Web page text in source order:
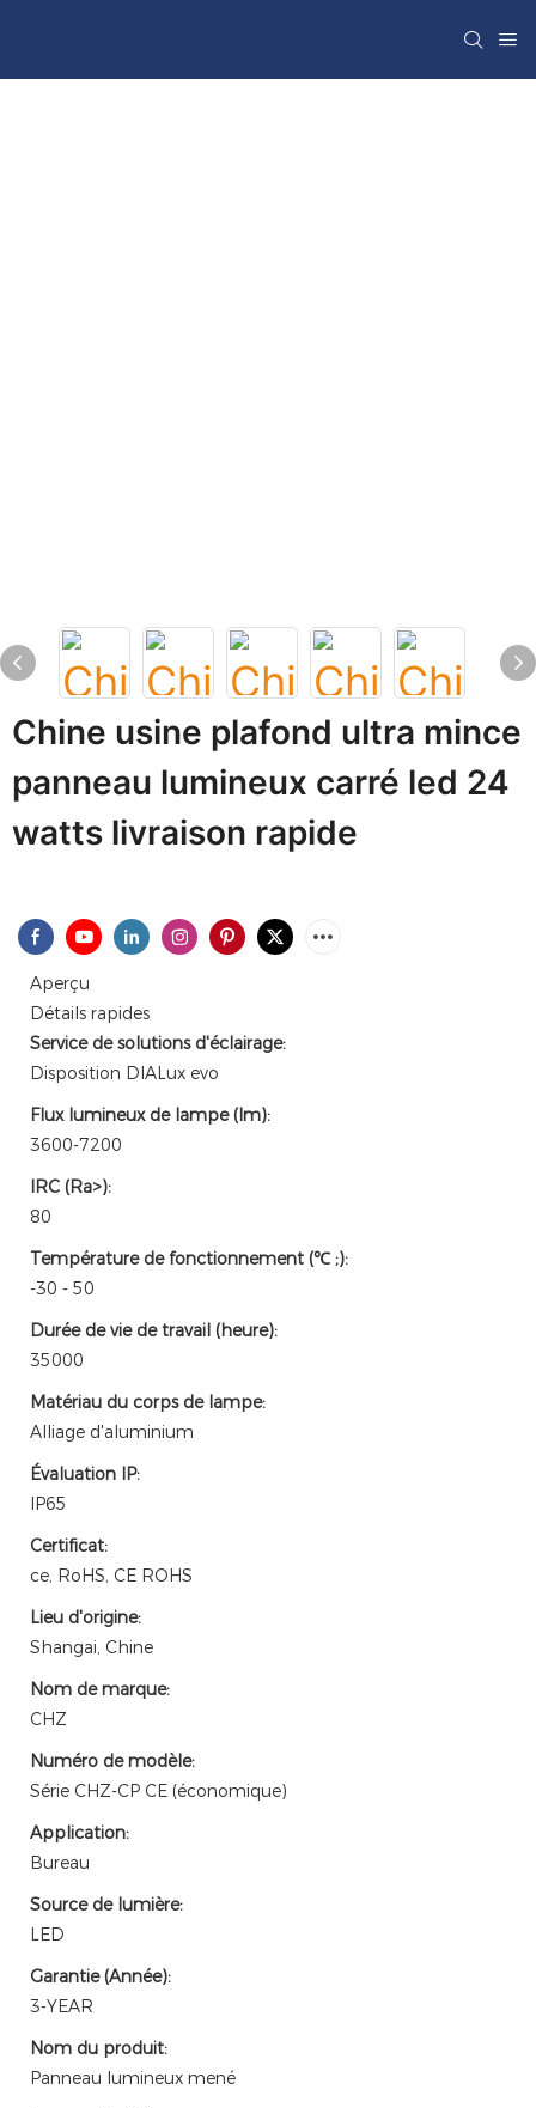
Chine usine plafond ultra mince
panneau lumineux carré led 24
watts livraison rapide
Aperçu
Détails rapides
Service de solutions d'éclairage:
Disposition DIALux evo
Flux lumineux de lampe (lm):
3600-7200
IRC (Ra>):
80
Température de fonctionnement (℃ ;):
-30 - 50
Durée de vie de travail (heure):
35000
Matériau du corps de lampe:
Alliage d'aluminium
Évaluation IP:
IP65
Certificat:
ce, RoHS, CE ROHS
Lieu d'origine:
Shangai, Chine
Nom de marque:
CHZ
Numéro de modèle:
Série CHZ-CP CE (économique)
Application:
Bureau
Source de lumière:
LED
Garantie (Année):
3-YEAR
Nom du produit:
Panneau lumineux mené